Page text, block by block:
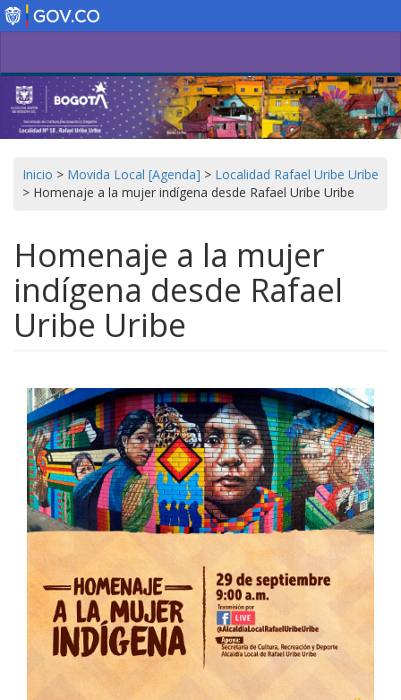
Pasar
al
Inicio > Movida Local [Agenda] > Localidad Rafael Uribe Uribe
> Homenaje a la mujer indígena desde Rafael Uribe Uribe
Homenaje a la mujer
indígena desde Rafael
Uribe Uribe